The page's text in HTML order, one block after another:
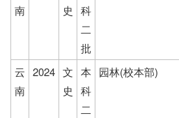
南
史
科
二
批
云
南
2024 文
史
本
科
二
园林(校本部)